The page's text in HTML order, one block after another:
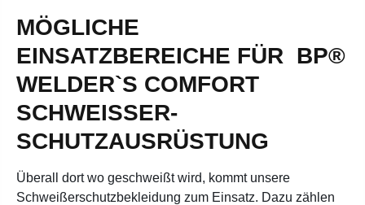
MÖGLICHE
EINSATZBEREICHE FÜR BP®
WELDER`S COMFORT
SCHWEISSER-S
CHUTZAUSRÜSTUNG
Überall dort wo geschweißt wird, kommt unsere
Schweißerschutzbekleidung zum Einsatz. Dazu zählen